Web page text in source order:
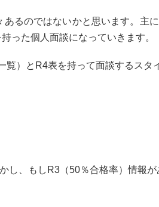
るのではないかと思います。主
った個人面談になっていきます。
）とR4表を持って面談するス
し、もしR3（50％合格率）情報